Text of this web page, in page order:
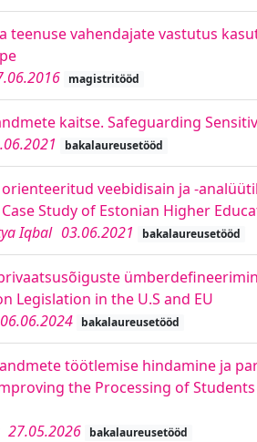
teenuse vahendajate vastutus
magistritööd
kaitse. Safeguarding
bakalaureusetööd
veebidisain ja -
Study of Estonian Higher
Iqbal 03.06.2021 bakalaureusetööd
Legislation in the U.S and EU
06.06.2024 bakalaureusetööd
töötlemise hindamine ja
the Processing of
27.05.2026 bakalaureusetööd